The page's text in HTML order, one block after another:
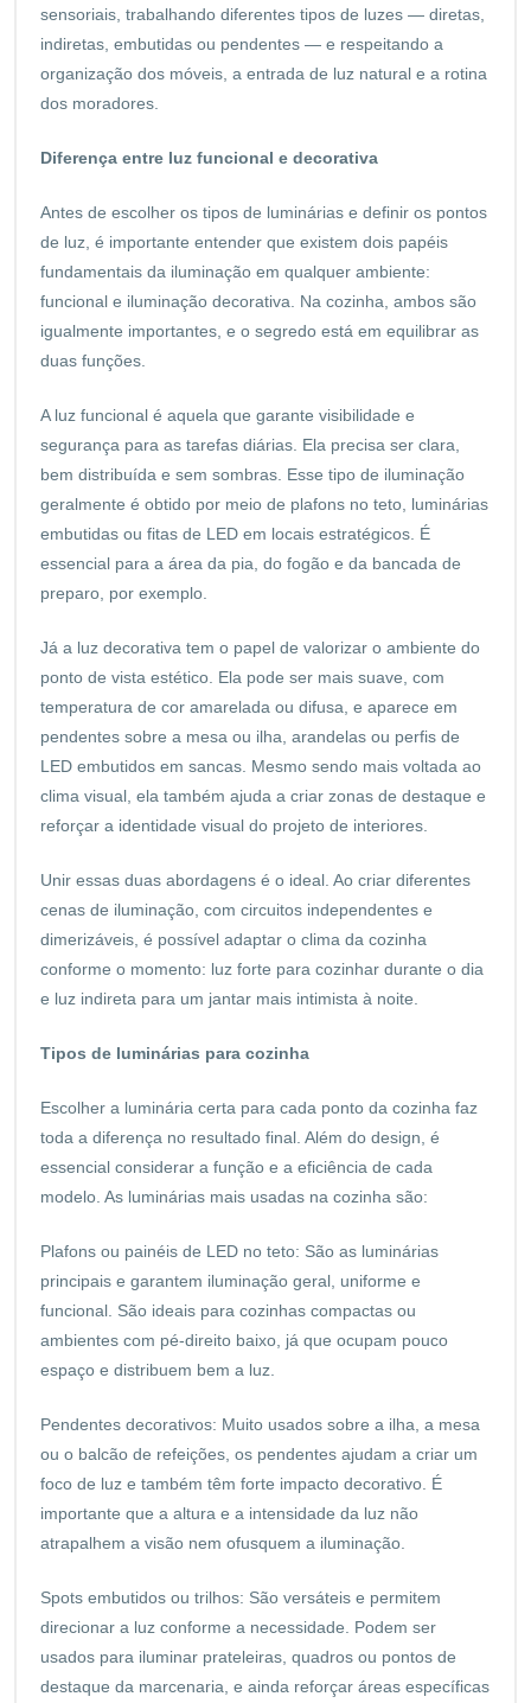
sensoriais, trabalhando diferentes tipos de luzes — diretas,
indiretas, embutidas ou pendentes — e respeitando a
organização dos móveis, a entrada de luz natural e a rotina
dos moradores.
Diferença entre luz funcional e decorativa
Antes de escolher os tipos de luminárias e definir os pontos
de luz, é importante entender que existem dois papéis
fundamentais da iluminação em qualquer ambiente:
funcional e iluminação decorativa. Na cozinha, ambos são
igualmente importantes, e o segredo está em equilibrar as
duas funções.
A luz funcional é aquela que garante visibilidade e
segurança para as tarefas diárias. Ela precisa ser clara,
bem distribuída e sem sombras. Esse tipo de iluminação
geralmente é obtido por meio de plafons no teto, luminárias
embutidas ou fitas de LED em locais estratégicos. É
essencial para a área da pia, do fogão e da bancada de
preparo, por exemplo.
Já a luz decorativa tem o papel de valorizar o ambiente do
ponto de vista estético. Ela pode ser mais suave, com
temperatura de cor amarelada ou difusa, e aparece em
pendentes sobre a mesa ou ilha, arandelas ou perfis de
LED embutidos em sancas. Mesmo sendo mais voltada ao
clima visual, ela também ajuda a criar zonas de destaque e
reforçar a identidade visual do projeto de interiores.
Unir essas duas abordagens é o ideal. Ao criar diferentes
cenas de iluminação, com circuitos independentes e
dimerizáveis, é possível adaptar o clima da cozinha
conforme o momento: luz forte para cozinhar durante o dia
e luz indireta para um jantar mais intimista à noite.
Tipos de luminárias para cozinha
Escolher a luminária certa para cada ponto da cozinha faz
toda a diferença no resultado final. Além do design, é
essencial considerar a função e a eficiência de cada
modelo. As luminárias mais usadas na cozinha são:
Plafons ou painéis de LED no teto: São as luminárias
principais e garantem iluminação geral, uniforme e
funcional. São ideais para cozinhas compactas ou
ambientes com pé-direito baixo, já que ocupam pouco
espaço e distribuem bem a luz.
Pendentes decorativos: Muito usados sobre a ilha, a mesa
ou o balcão de refeições, os pendentes ajudam a criar um
foco de luz e também têm forte impacto decorativo. É
importante que a altura e a intensidade da luz não
atrapalhem a visão nem ofusquem a iluminação.
Spots embutidos ou trilhos: São versáteis e permitem
direcionar a luz conforme a necessidade. Podem ser
usados para iluminar prateleiras, quadros ou pontos de
destaque da marcenaria, e ainda reforçar áreas específicas